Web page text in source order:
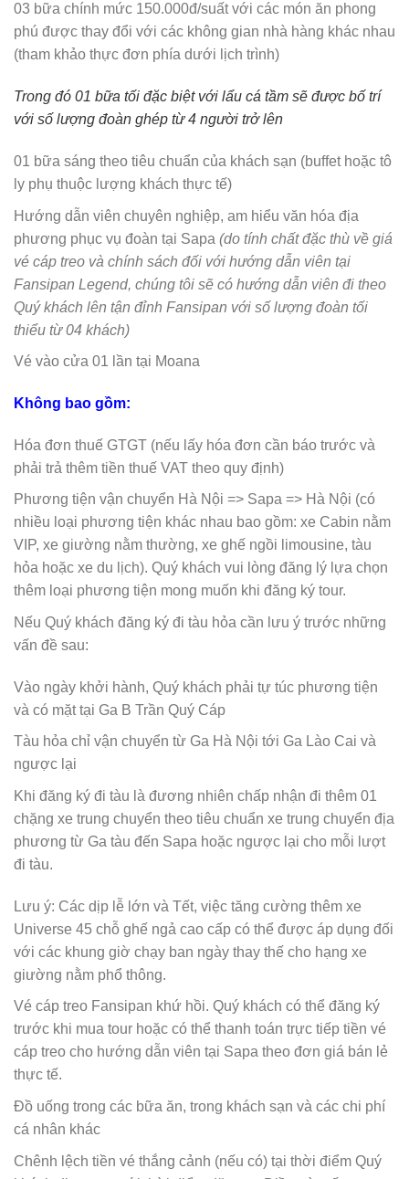
03 bữa chính mức 150.000đ/suất với các món ăn phong
phú được thay đổi với các không gian nhà hàng khác nhau
(tham khảo thực đơn phía dưới lịch trình)
Trong đó 01 bữa tối đặc biệt với lẩu cá tầm sẽ được bố trí
với số lượng đoàn ghép từ 4 người trở lên
01 bữa sáng theo tiêu chuẩn của khách sạn (buffet hoặc tô
ly phụ thuộc lượng khách thực tế)
Hướng dẫn viên chuyên nghiệp, am hiểu văn hóa địa
phương phục vụ đoàn tại Sapa (do tính chất đặc thù về giá
vé cáp treo và chính sách đối với hướng dẫn viên tại
Fansipan Legend, chúng tôi sẽ có hướng dẫn viên đi theo
Quý khách lên tận đỉnh Fansipan với số lượng đoàn tối
thiểu từ 04 khách)
Vé vào cửa 01 lần tại Moana
Không bao gồm:
Hóa đơn thuế GTGT (nếu lấy hóa đơn cần báo trước và
phải trả thêm tiền thuế VAT theo quy định)
Phương tiện vận chuyển Hà Nội => Sapa => Hà Nội (có
nhiều loại phương tiện khác nhau bao gồm: xe Cabin nằm
VIP, xe giường nằm thường, xe ghế ngồi limousine, tàu
hỏa hoặc xe du lịch). Quý khách vui lòng đăng lý lựa chọn
thêm loại phương tiện mong muốn khi đăng ký tour.
Nếu Quý khách đăng ký đi tàu hỏa cần lưu ý trước những
vấn đề sau:
Vào ngày khởi hành, Quý khách phải tự túc phương tiện
và có mặt tại Ga B Trần Quý Cáp
Tàu hỏa chỉ vận chuyển từ Ga Hà Nội tới Ga Lào Cai và
ngược lại
Khi đăng ký đi tàu là đương nhiên chấp nhận đi thêm 01
chặng xe trung chuyển theo tiêu chuẩn xe trung chuyển địa
phương từ Ga tàu đến Sapa hoặc ngược lại cho mỗi lượt
đi tàu.
Lưu ý: Các dịp lễ lớn và Tết, việc tăng cường thêm xe
Universe 45 chỗ ghế ngả cao cấp có thể được áp dụng đối
với các khung giờ chạy ban ngày thay thế cho hạng xe
giường nằm phổ thông.
Vé cáp treo Fansipan khứ hồi. Quý khách có thể đăng ký
trước khi mua tour hoặc có thể thanh toán trực tiếp tiền vé
cáp treo cho hướng dẫn viên tại Sapa theo đơn giá bán lẻ
thực tế.
Đồ uống trong các bữa ăn, trong khách sạn và các chi phí
cá nhân khác
Chênh lệch tiền vé thắng cảnh (nếu có) tại thời điểm Quý